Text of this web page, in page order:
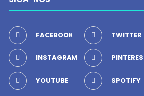
FACEBOOK TWITTER
INSTAGRAM
YOUTUBE SPOTIFY